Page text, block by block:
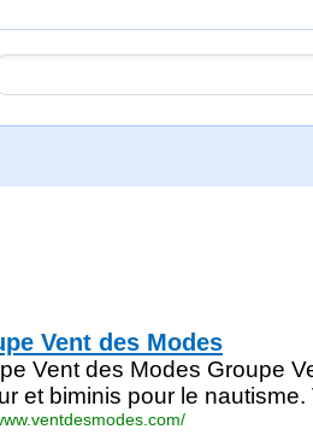
Vent des Modes
Vent des Modes Groupe
et biminis pour le